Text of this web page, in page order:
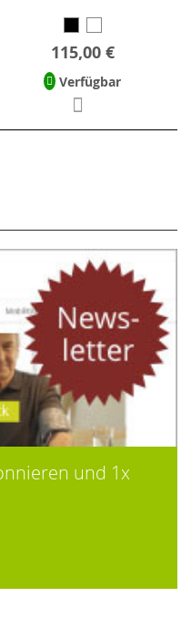
115,00 €
Verfügbar
und 1x